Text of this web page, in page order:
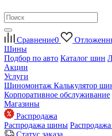
Сравнение0
Шины
Подбор по авто Каталог шин
Акции
Услуги
Шиномонтаж Калькулятор
Корпоративное обслуживание
Магазины
Распродажа
Распродажа шины
Статус заказа